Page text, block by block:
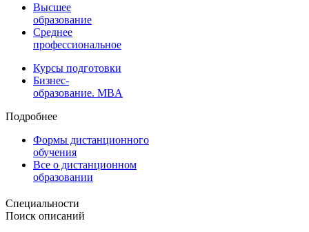
Высшее
образование
Среднее
профессиональное
Курсы подготовки
Бизнес-
образование. MBA
Подробнее
Формы дистанционного
обучения
Все о дистанционном
образовании
Специальности
Поиск описаний